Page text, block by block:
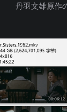
丹羽文雄原作